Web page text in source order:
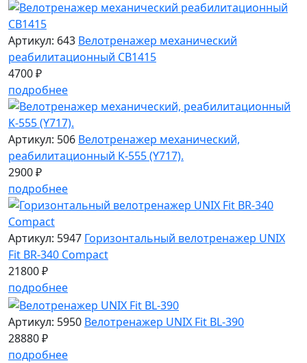
Артикул: 643 Велотренажер механический
реабилитационный CB1415
4700 ₽
подробнее
Артикул: 506 Велотренажер механический,
реабилитационный K-555 (Y717).
2900 ₽
подробнее
Артикул: 5947 Горизонтальный велотренажер UNIX
Fit BR-340 Compact
21800 ₽
подробнее
Артикул: 5950 Велотренажер UNIX Fit BL-390
28880 ₽
подробнее